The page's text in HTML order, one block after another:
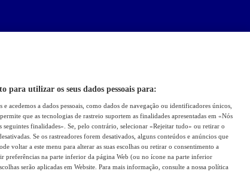
para utilizar os seus dados pessoais para:
e acedemos a dados pessoais, como dados de navegação ou identificadores únicos,
que as tecnologias de rastreio suportem as finalidades apresentadas em «Nós
seguintes finalidades». Se, pelo contrário, selecionar «Rejeitar tudo» ou retirar o
Se os rastreadores forem desativados, alguns conteúdos e anúncios que
voltar a este menu para alterar as suas escolhas ou retirar o consentimento a
preferências na parte inferior da página Web (ou no ícone na parte inferior
serão aplicadas em Website. Para mais informação, consulte a nossa política